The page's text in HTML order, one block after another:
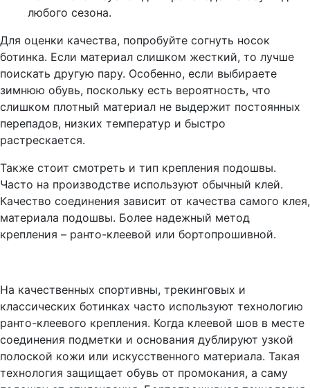
любого сезона.
Для оценки качества, попробуйте согнуть носок
ботинка. Если материал слишком жесткий, то лучше
поискать другую пару. Особенно, если выбираете
зимнюю обувь, поскольку есть вероятность, что
слишком плотный материал не выдержит постоянных
перепадов, низких температур и быстро
растрескается.
Также стоит смотреть и тип крепления подошвы.
Часто на производстве используют обычный клей.
Качество соединения зависит от качества самого клея,
материала подошвы. Более надежный метод
крепления – ранто-клеевой или бортопрошивной.
На качественных спортивны, трекинговых и
классических ботинках часто используют технологию
ранто-клеевого крепления. Когда клеевой шов в месте
соединения подметки и основания дублируют узкой
полоской кожи или искусственного материала. Такая
технология защищает обувь от промокания, а саму